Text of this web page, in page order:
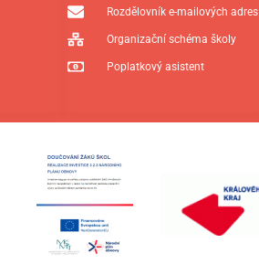
Rozdělovník e-mailových adres
Organizační schéma školy
Poplatkový asistent